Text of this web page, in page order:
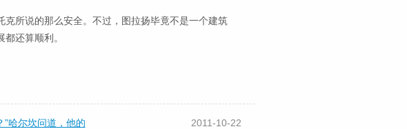
所说的那么安全。不过，图拉扬毕竟不是一个建筑
还算顺利。
”哈尔坎问道，他的 2011-10-22